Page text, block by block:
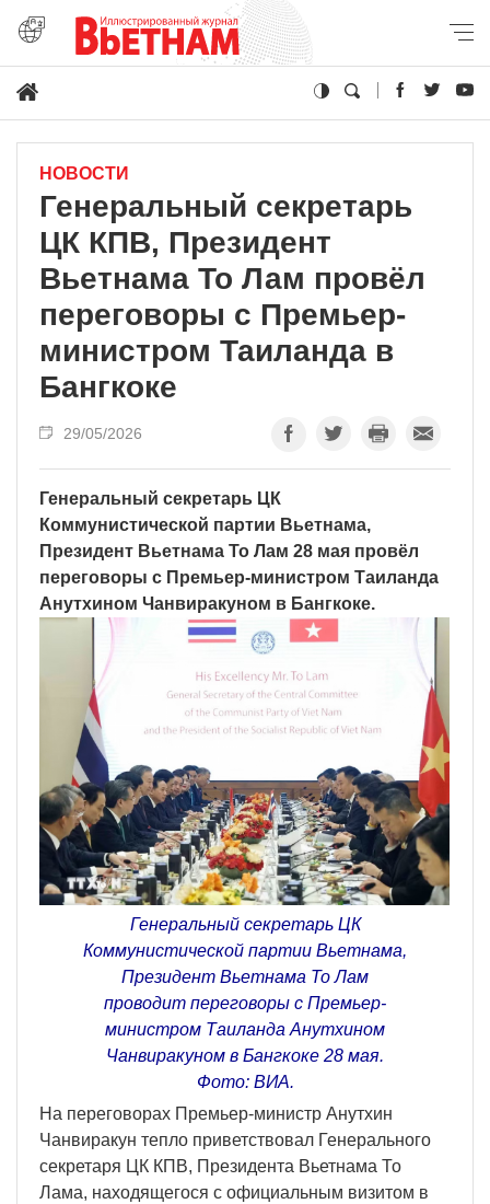
НОВОСТИ
Генеральный секретарь
ЦК КПВ, Президент
Вьетнама То Лам провёл
переговоры с Премьер-
министром Таиланда в
Бангкоке
29/05/2026
Генеральный секретарь ЦК
Коммунистической партии Вьетнама,
Президент Вьетнама То Лам 28 мая провёл
переговоры с Премьер-министром Таиланда
Анутхином Чанвиракуном в Бангкоке.
Генеральный секретарь ЦК
Коммунистической партии Вьетнама,
Президент Вьетнама То Лам
проводит переговоры с Премьер-
министром Таиланда Анутхином
Чанвиракуном в Бангкоке 28 мая.
Фото: ВИА.
На переговорах Премьер-министр Анутхин
Чанвиракун тепло приветствовал Генерального
секретаря ЦК КПВ, Президента Вьетнама То
Лама, находящегося с официальным визитом в